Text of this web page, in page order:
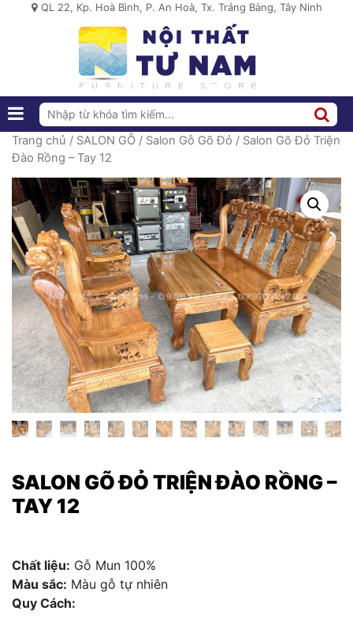
QL 22, Kp. Hoà Bình, P. An Hoà, Tx. Trảng Bàng, Tây Ninh
Trang chủ / SALON GỖ / Salon Gỗ Gõ Đỏ / Salon Gõ Đỏ Triện
Đào Rồng – Tay 12
SALON GÕ ĐỎ TRIỆN ĐÀO RỒNG –
TAY 12
Chất liệu: Gỗ Mun 100%
Màu sắc: Màu gỗ tự nhiên
Quy Cách: